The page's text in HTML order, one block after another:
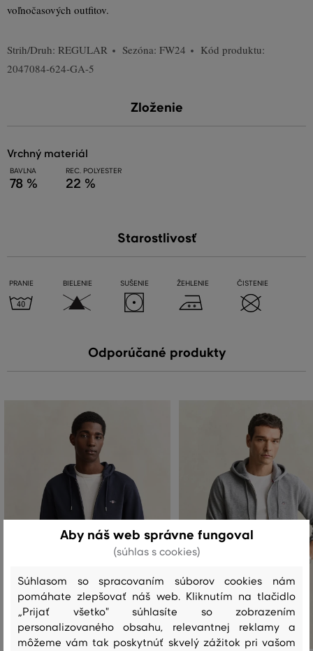
voľnočasových outfitov.
Strih/Druh: REGULAR Sezóna: FW24
Kód produktu:
2047084-624-GA-5
Zloženie
vrchný materiál
BAVLNA
78 %
REC. POLYESTER
22 %
Starostlivosť
PRANIE BIELENIE SUŠENIE ŽEHLENIE ČISTENIE
Odporúčané produkty
Aby náš web správne fungoval
(súhlas s cookies)
Súhlasom so spracovaním súborov cookies nám
pomáhate zlepšovať náš web. Kliknutím na tlačidlo
„Prijať všetko" súhlasíte so zobrazením
personalizovaného obsahu, relevantnej reklamy a
môžeme vám tak poskytnúť skvelý zážitok pri vašom